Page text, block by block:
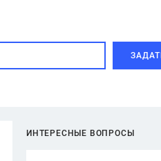
ИНТЕРЕСНЫЕ ВОПРОСЫ